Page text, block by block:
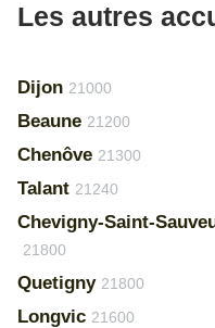
Les autres
Dijon 21000
Beaune 21200
Chenôve 21300
Talant 21240
Chevigny-Saint-
21800
Quetigny 21800
Longvic 21600